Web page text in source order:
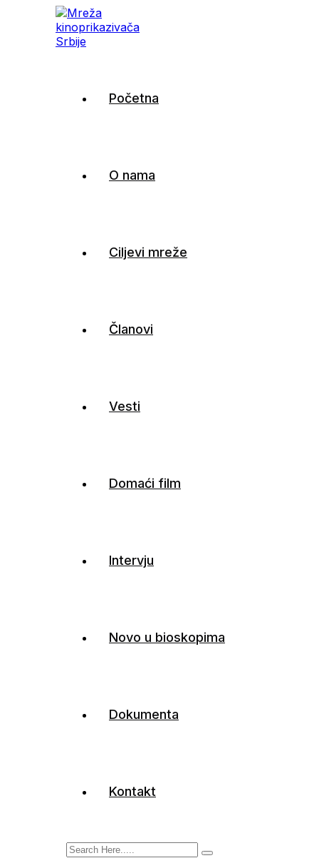
SrbijePočetna
O nama
Ciljevi mreže
Članovi
Vesti
Domaći film
Intervju
Novo u bioskopima
Dokumenta
Kontakt